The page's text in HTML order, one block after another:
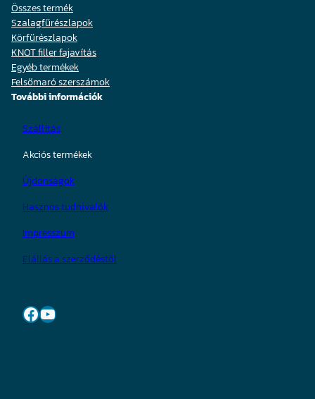
Összes termék
Szalagfűrészlapok
Körfűrészlapok
KNOT filler fajavítás
Egyéb termékek
Felsőmaró szerszámok
További információk
Szállítás
Akciós termékek
Újdonságok
Hasznos tudnivalók
Impresszum
Elállás a szerződéstől
Facebook YouTube